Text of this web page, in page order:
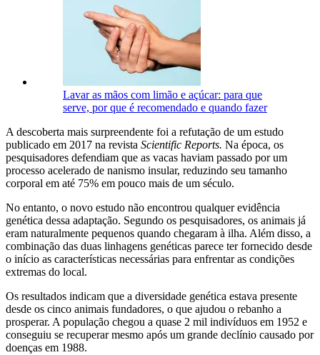
Lavar as mãos com limão e açúcar: para que
serve, por que é recomendado e quando fazer
A descoberta mais surpreendente foi a refutação de um estudo
publicado em 2017 na revista Scientific Reports. Na época, os
pesquisadores defendiam que as vacas haviam passado por um
processo acelerado de nanismo insular, reduzindo seu tamanho
corporal em até 75% em pouco mais de um século.
No entanto, o novo estudo não encontrou qualquer evidência
genética dessa adaptação. Segundo os pesquisadores, os animais já
eram naturalmente pequenos quando chegaram à ilha. Além disso, a
combinação das duas linhagens genéticas parece ter fornecido desde
o início as características necessárias para enfrentar as condições
extremas do local.
Os resultados indicam que a diversidade genética estava presente
desde os cinco animais fundadores, o que ajudou o rebanho a
prosperar. A população chegou a quase 2 mil indivíduos em 1952 e
conseguiu se recuperar mesmo após um grande declínio causado por
doenças em 1988.